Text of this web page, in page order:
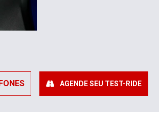
AGENDE SEU TEST-RIDE